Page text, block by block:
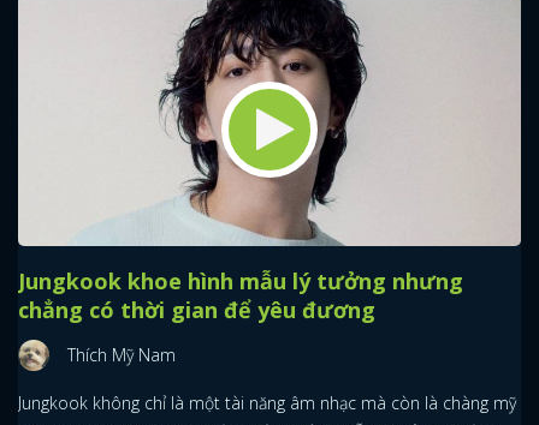
Jungkook khoe hình mẫu lý tưởng nhưng
chẳng có thời gian để yêu đương
Thích Mỹ Nam
Jungkook không chỉ là một tài năng âm nhạc mà còn là chàng mỹ